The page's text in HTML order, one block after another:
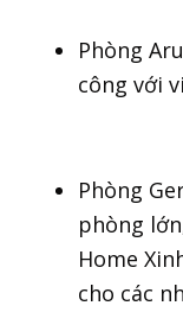
Phòng
công với
Phòng
phòng
Home
cho các